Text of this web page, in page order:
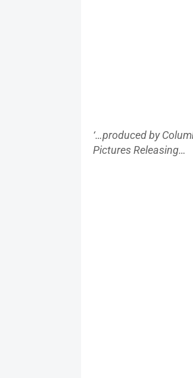
‘…produced by
Pictures Releasing…